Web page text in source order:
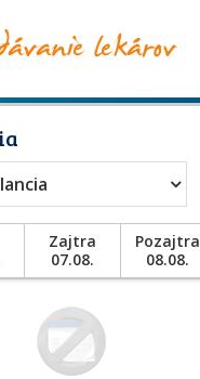
Zajtra
07.08.
Pozajtra
08.08.